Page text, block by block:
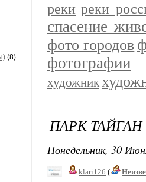
(8)
реки реки
спасение
фото городов
фотографии
художник
ПАРК ТАЙГАН
Понедельник, 30
klari126 (